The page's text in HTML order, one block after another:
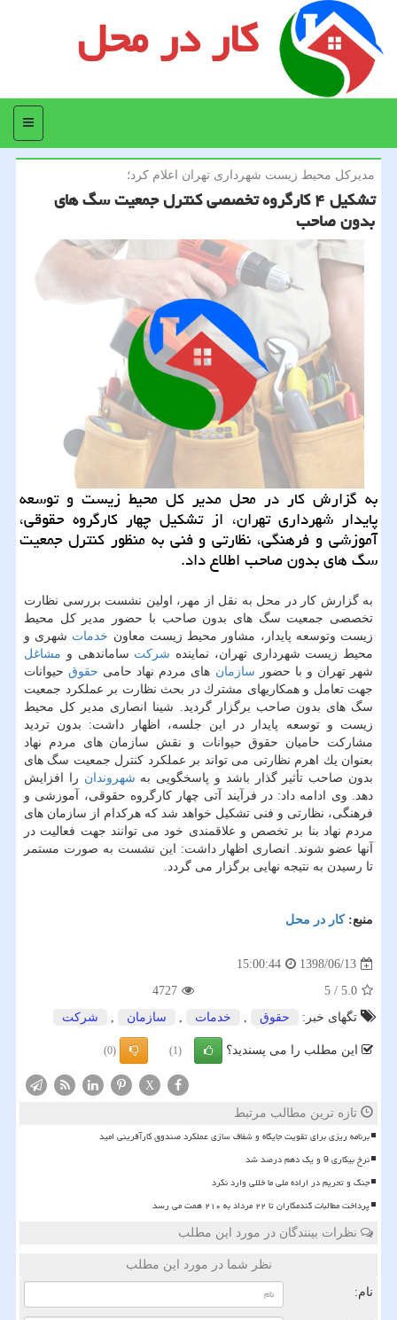
کار در محل
منو
مدیركل محیط زیست شهرداری تهران اعلام كرد؛
تشكیل ۴ كارگروه تخصصی كنترل جمعیت سگ های
بدون صاحب
به گزارش كار در محل مدیر كل محیط زیست و توسعه
پایدار شهرداری تهران، از تشكیل چهار كارگروه حقوقی،
آموزشی و فرهنگی، نظارتی و فنی به منظور كنترل جمعیت
سگ های بدون صاحب اطلاع داد.
به گزارش كار در محل به نقل از مهر، اولین نشست بررسی نظارت
تخصصی جمعیت سگ های بدون صاحب با حضور مدیر كل محیط
زیست وتوسعه پایدار، مشاور محیط زیست معاون خدمات شهری و
محیط زیست شهرداری تهران، نماینده شركت ساماندهی و مشاغل
شهر تهران و با حضور سازمان های مردم نهاد حامی حقوق حیوانات
جهت تعامل و همكاریهای مشترك در بحث نظارت بر عملكرد جمعیت
سگ های بدون صاحب برگزار گردید. شینا انصاری مدیر كل محیط
زیست و توسعه پایدار در این جلسه، اظهار داشت: بدون تردید
مشاركت حامیان حقوق حیوانات و نقش سازمان های مردم نهاد
بعنوان یك اهرم نظارتی می تواند بر عملكرد كنترل جمعیت سگ های
بدون صاحب تأثیر گذار باشد و پاسخگویی به شهروندان را افزایش
دهد. وی ادامه داد: در فرآیند آتی چهار كارگروه حقوقی، آموزشی و
فرهنگی، نظارتی و فنی تشكیل خواهد شد كه هركدام از سازمان های
مردم نهاد بنا بر تخصص و علاقمندی خود می توانند جهت فعالیت در
آنها عضو شوند. انصاری اظهار داشت: این نشست به صورت مستمر
تا رسیدن به نتیجه نهایی برگزار می گردد.
منبع:كار در محل
1398/06/13
15:00:44
5.0
/
5
4727
تگهای خبر:
حقوق , خدمات , سازمان , شركت
این مطلب را می پسندید؟ (1)
(0)
X
تازه ترین مطالب مرتبط
برنامه ریزی برای تقویت جایگاه و شفاف سازی عملکرد صندوق کارآفرینی امید
نرخ بیکاری 9 و یک دهم درصد شد
جنگ و تحریم در اراده ملی ما خللی وارد نکرد
پرداخت مطالبات گندمکاران تا ۲۲ مرداد به ۲۱۰ همت می رسد
نظرات بینندگان در مورد این مطلب
نظر شما در مورد این مطلب
نام: